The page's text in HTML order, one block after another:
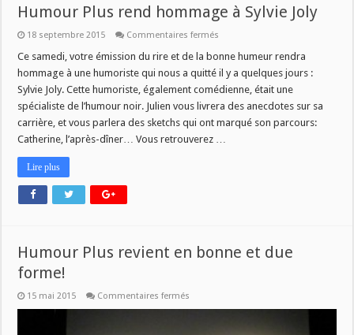
Humour Plus rend hommage à Sylvie Joly
18 septembre 2015 Commentaires fermés
Plus
hommage
à
Sylvie
Joly
Ce samedi, votre émission du rire et de la bonne humeur rendra
hommage à une humoriste qui nous a quitté il y a quelques jours :
Sylvie Joly. Cette humoriste, également comédienne, était une
spécialiste de l’humour noir. Julien vous livrera des anecdotes sur sa
carrière, et vous parlera des sketchs qui ont marqué son parcours:
Catherine, l’après-dîner… Vous retrouverez …
Lire plus
Humour Plus revient en bonne et due
forme!
15 mai 2015 Commentaires fermés